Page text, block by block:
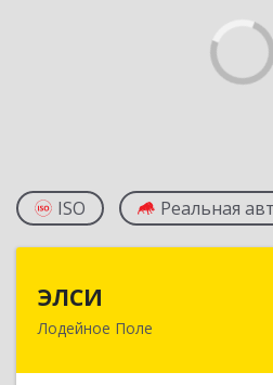
ISO Реальная
ЭЛСИ
Лодейное Поле
187700, Ленинградская